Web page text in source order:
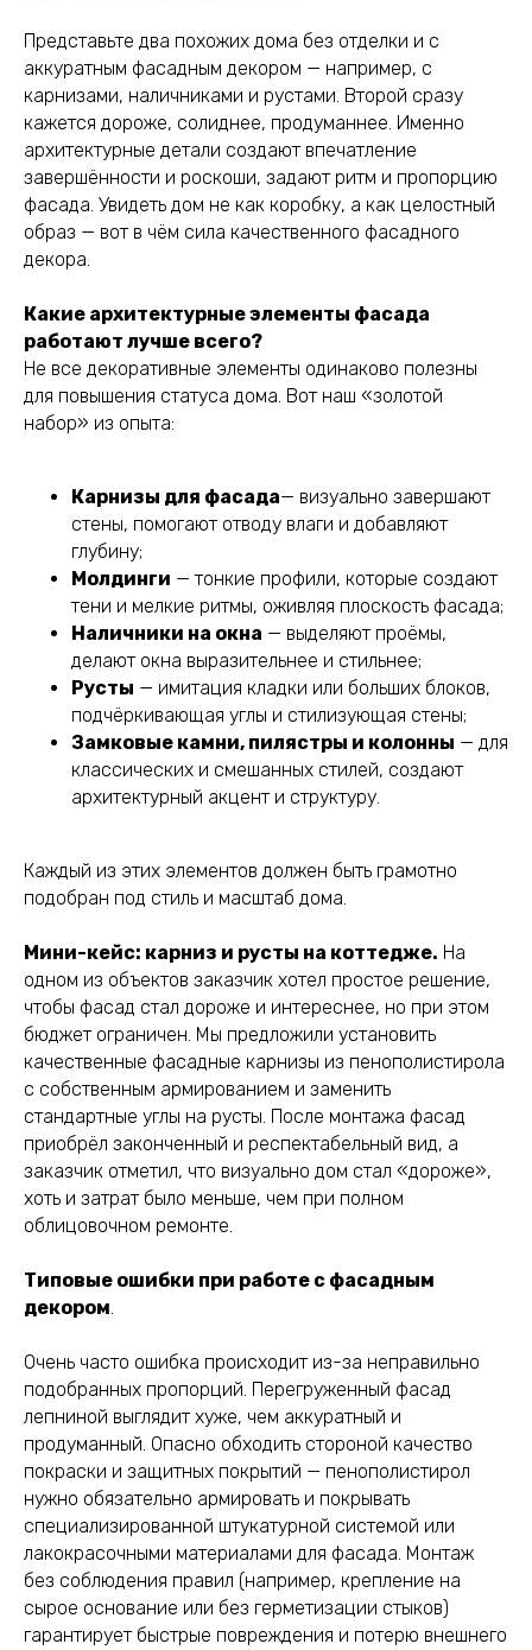
Представьте два похожих дома без отделки и с
аккуратным фасадным декором — например, с
карнизами, наличниками и рустами. Второй сразу
кажется дороже, солиднее, продуманнее. Именно
архитектурные детали создают впечатление
завершённости и роскоши, задают ритм и пропорцию
фасада. Увидеть дом не как коробку, а как целостный
образ — вот в чём сила качественного фасадного
декора.
Какие архитектурные элементы фасада
работают лучше всего?
Не все декоративные элементы одинаково полезны
для повышения статуса дома. Вот наш «золотой
набор» из опыта:
Карнизы для фасада— визуально завершают
стены, помогают отводу влаги и добавляют
глубину;
Молдинги — тонкие профили, которые создают
тени и мелкие ритмы, оживляя плоскость фасада;
Наличники на окна — выделяют проёмы,
делают окна выразительнее и стильнее;
Русты — имитация кладки или больших блоков,
подчёркивающая углы и стилизующая стены;
Замковые камни, пилястры и колонны — для
классических и смешанных стилей, создают
архитектурный акцент и структуру.
Каждый из этих элементов должен быть грамотно
подобран под стиль и масштаб дома.
Мини-кейс: карниз и русты на коттедже. На
одном из объектов заказчик хотел простое решение,
чтобы фасад стал дороже и интереснее, но при этом
бюджет ограничен. Мы предложили установить
качественные фасадные карнизы из пенополистирола
с собственным армированием и заменить
стандартные углы на русты. После монтажа фасад
приобрёл законченный и респектабельный вид, а
заказчик отметил, что визуально дом стал «дороже»,
хоть и затрат было меньше, чем при полном
облицовочном ремонте.
Типовые ошибки при работе с фасадным
декором.
Очень часто ошибка происходит из-за неправильно
подобранных пропорций. Перегруженный фасад
лепниной выглядит хуже, чем аккуратный и
продуманный. Опасно обходить стороной качество
покраски и защитных покрытий — пенополистирол
нужно обязательно армировать и покрывать
специализированной штукатурной системой или
лакокрасочными материалами для фасада. Монтаж
без соблюдения правил (например, крепление на
сырое основание или без герметизации стыков)
гарантирует быстрые повреждения и потерю внешнего